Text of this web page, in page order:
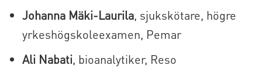
Johanna Mäki-Laurila, sjukskötare, högre
yrkeshögskoleexamen, Pemar
Ali Nabati, bioanalytiker, Reso